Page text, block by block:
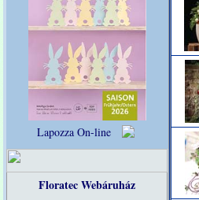
Lapozza On-line
Floratec Webáruház